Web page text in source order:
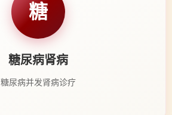
糖
糖尿病肾病
糖尿病并发肾病诊疗